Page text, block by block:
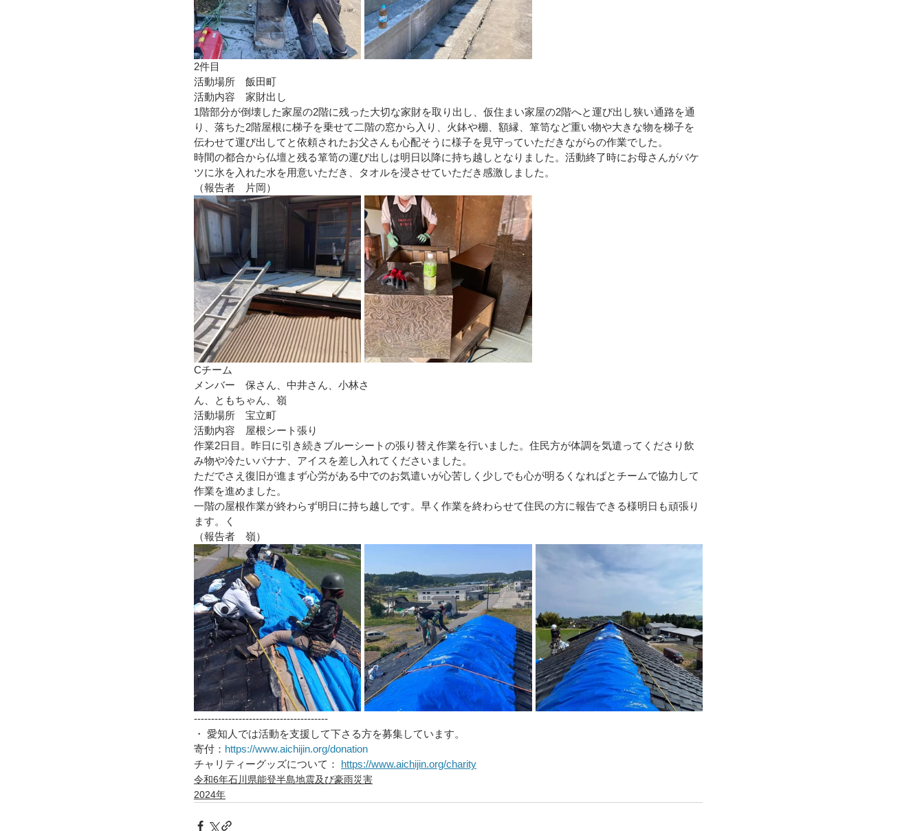
2件目
活動場所　飯田町
活動内容　家財出し
1階部分が倒壊した家屋の2階に残った大切な家財を取り出し、仮住まい家屋の2階へと運び出し狭い通路を通
り、落ちた2階屋根に梯子を乗せて二階の窓から入り、火鉢や棚、額縁、箪笥など重い物や大きな物を梯子を
伝わせて運び出してと依頼されたお父さんも心配そうに様子を見守っていただきながらの作業でした。
時間の都合から仏壇と残る箪笥の運び出しは明日以降に持ち越しとなりました。活動終了時にお母さんがバケ
ツに氷を入れた水を用意いただき、タオルを浸させていただき感激しました。
（報告者　片岡）
Cチーム
メンバー　保さん、中井さん、小林さ
ん、ともちゃん、嶺
活動場所　宝立町
活動内容　屋根シート張り
作業2日目。昨日に引き続きブルーシートの張り替え作業を行いました。住民方が体調を気遣ってくださり飲
み物や冷たいバナナ、アイスを差し入れてくださいました。
ただでさえ復旧が進まず心労がある中でのお気遣いが心苦しく少しでも心が明るくなればとチームで協力して
作業を進めました。
一階の屋根作業が終わらず明日に持ち越しです。早く作業を終わらせて住民の方に報告できる様明日も頑張り
ます。く
（報告者　嶺）
---------------------------------------
・ 愛知人では活動を支援して下さる方を募集しています。
寄付： https://www.aichijin.org/donation
チャリティーグッズについて： https://www.aichijin.org/charity
令和6年石川県能登半島地震及び豪雨災害
2024年